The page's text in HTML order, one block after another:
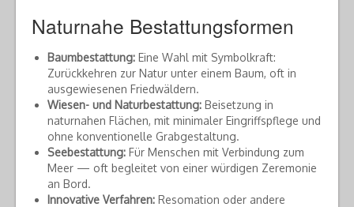
Naturnahe Bestattungsformen
Baumbestattung: Eine Wahl mit Symbolkraft:
Zurückkehren zur Natur unter einem Baum, oft in
ausgewiesenen Friedwäldern.
Wiesen- und Naturbestattung: Beisetzung in
naturnahen Flächen, mit minimaler Eingriffspflege und
ohne konventionelle Grabgestaltung.
Seebestattung: Für Menschen mit Verbindung zum
Meer — oft begleitet von einer würdigen Zeremonie
an Bord.
Innovative Verfahren: Resomation oder andere